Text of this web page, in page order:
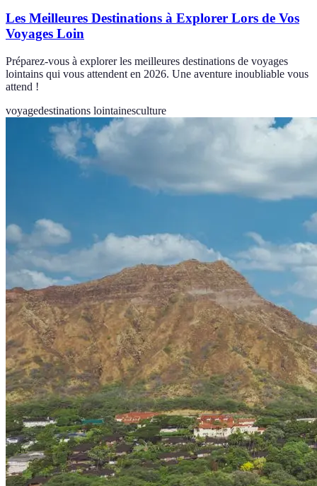
Les Meilleures Destinations à Explorer Lors de Vos
Voyages Loin
Préparez-vous à explorer les meilleures destinations de voyages
lointains qui vous attendent en 2026. Une aventure inoubliable vous
attend !
voyagedestinations lointainesculture